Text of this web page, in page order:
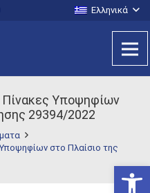
Ελληνικά
Πίνακες Υποψηφίων
29394/2022
στο Πλαίσιο της